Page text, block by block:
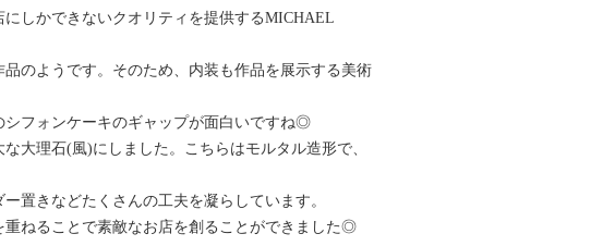
しかできないクオリティを提供するMICHAEL
のようです。そのため、内装も作品を展示する美術
フォンケーキのギャップが面白いですね◎
大理石(風)にしました。こちらはモルタル造形で、
置きなどたくさんの工夫を凝らしています。
ねることで素敵なお店を創ることができました◎